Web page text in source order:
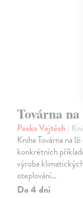
Továrna
Pecka Vojtěch |
Kniha Továrna na
konkrétních
výroba
oteplování…
Do 4 dní